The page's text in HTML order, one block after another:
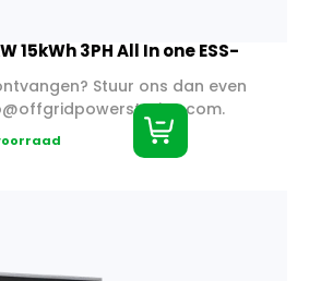
15kWh 3PH All In one ESS-
Stuur ons dan even
.